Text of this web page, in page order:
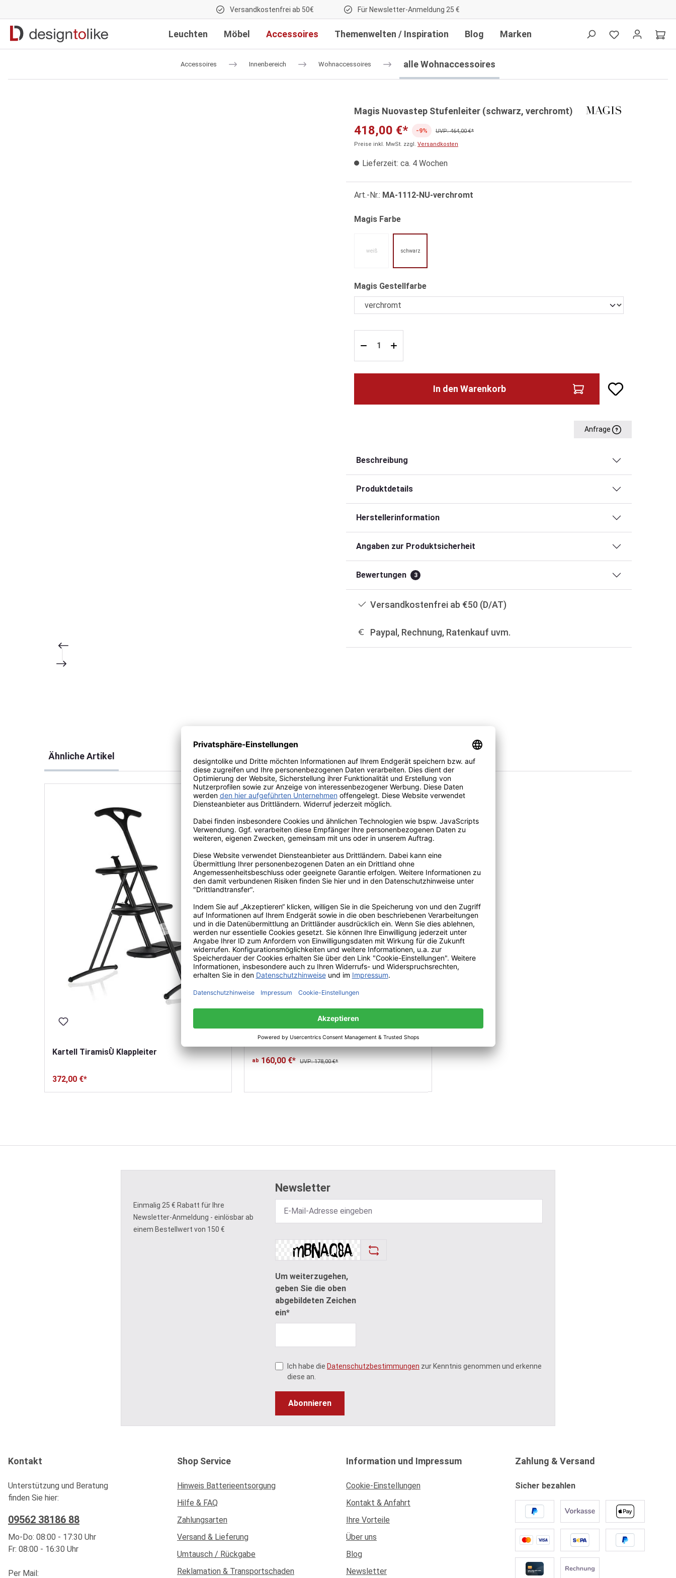
Versandkostenfrei ab 50€ Für Newsletter-Anmeldung 25 €
Leuchten Möbel Accessoires Themenwelten / Inspiration Blog Marken
Accessoires Innenbereich Wohnaccessoires alle Wohnaccessoires
Magis Nuovastep Stufenleiter (schwarz, verchromt)
418,00 €* -9%
UVP: 464,00 €*
Preise inkl. MwSt. zzgl. Versandkosten
Lieferzeit: ca. 4 Wochen
Art.-Nr.: MA-1112-NU-verchromt
Magis Farbeauswählen
weiß(Diese Option ist zurzeit nicht verfügbar.)
schwarz
Magis Gestellfarbeauswählen
In den Warenkorb
Anfrage
Beschreibung
Produktdetails
Herstellerinformation
Angaben zur Produktsicherheit
Bewertungen 3
Versandkostenfrei ab €50 (D/AT)
Paypal, Rechnung, Ratenkauf uvm.
Ähnliche Artikel
Kartell TiramisÙ Klappleiter
372,00 €*
Magis Poppins Schirmständer
ab 160,00 €* UVP: 178,00 €*
Newsletter
Einmalig 25 € Rabatt für Ihre
Newsletter-Anmeldung - einlösbar ab
einem Bestellwert von 150 €
Um weiterzugehen,
geben Sie die oben
abgebildeten Zeichen
ein*
Ich habe die Datenschutzbestimmungen zur Kenntnis genommen und erkenne
diese an.
Abonnieren
Kontakt
Unterstützung und Beratung
finden Sie hier:
09562 38186 88
Mo-Do: 08:00 - 17:30 Uhr
Fr: 08:00 - 16:30 Uhr
Per Mail:
Shop Service
Hinweis Batterieentsorgung
Hilfe & FAQ
Zahlungsarten
Versand & Lieferung
Umtausch / Rückgabe
Reklamation & Transportschaden
Information und Impressum
Cookie-Einstellungen
Kontakt & Anfahrt
Ihre Vorteile
Über uns
Blog
Newsletter
Zahlung & Versand
Sicher bezahlen